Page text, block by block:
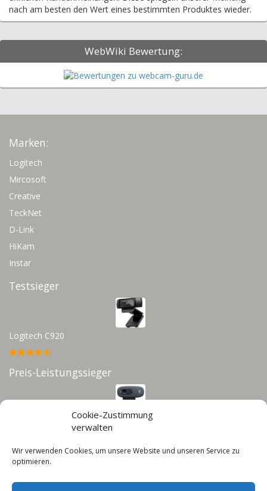
Cookie-Zustimmung
verwalten
Wir verwenden Cookies, um unsere Website und unseren Service zu
optimieren.
nach am besten den Wert eines bestimmten Produktes wieder.
WebWiki Bewertung:
Marken:
Logitech
Mircosoft
Creative
TeckNet
D-Link
HiKam
Instar
Testsieger
Logitech C920
Preis-Leistungssieger
Infos